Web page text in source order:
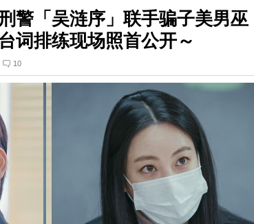
警「吴涟序」联手骗子美男巫
词排练现场照首公开～
10